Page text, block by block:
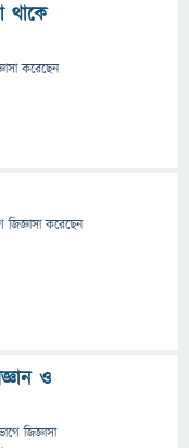
থাকে
করেছেন
জিজ্ঞাসাকরেছেন
ও
জিজ্ঞাসা